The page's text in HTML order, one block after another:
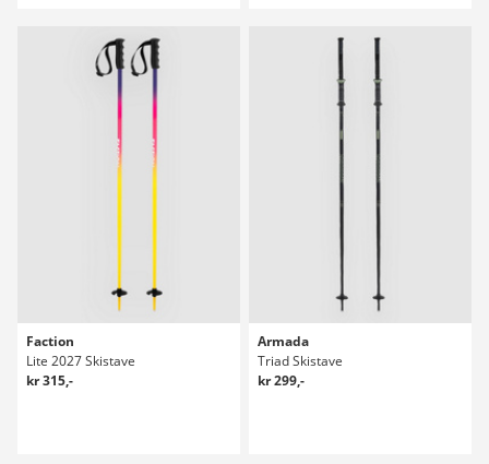
Faction
Lite 2027 Skistave
kr 315,-
Armada
Triad Skistave
kr 299,-